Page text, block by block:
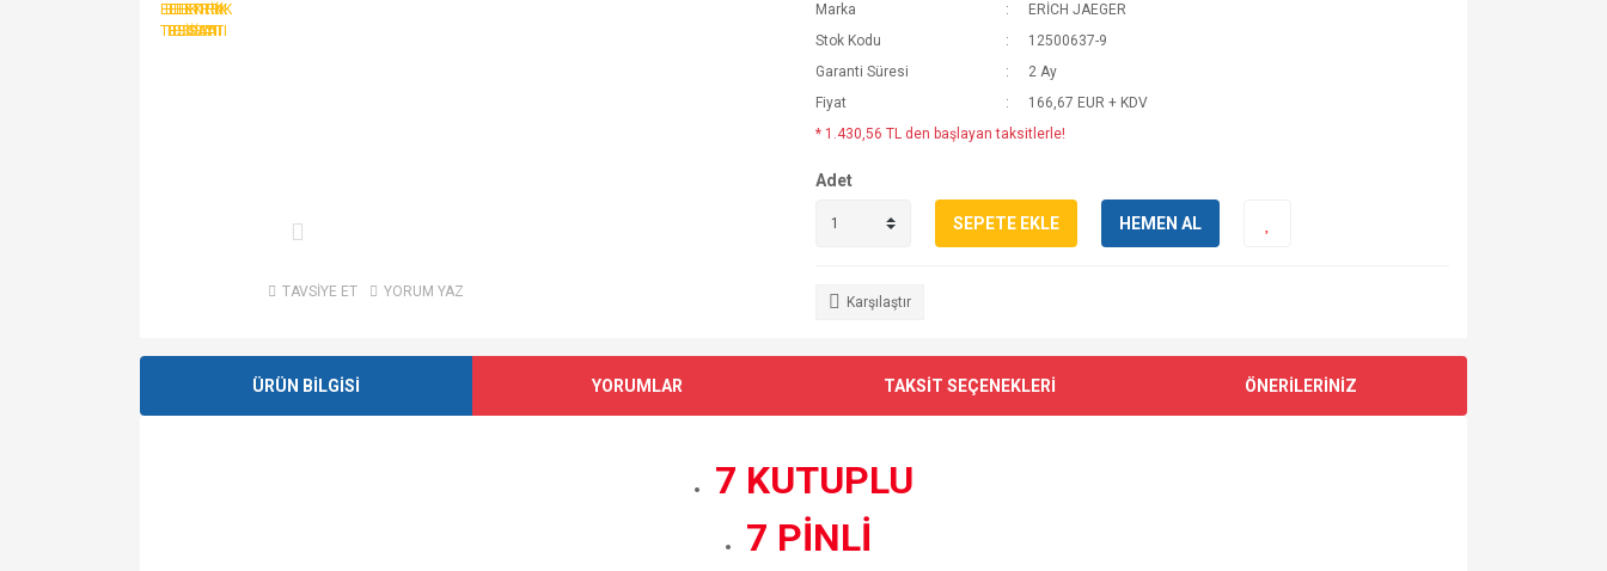
TAVSİYE ET YORUM YAZ
Marka
ERİCH JAEGER
Stok Kodu
12500637-9
Garanti Süresi
2 Ay
Fiyat
166,67 EUR + KDV
* 1.430,56 TL den başlayan taksitlerle!
Adet
SEPETE EKLE HEMEN AL
Karşılaştır
ÜRÜN BİLGİSİ YORUMLAR TAKSİT SEÇENEKLERİ ÖNERİLERİNİZ
7 KUTUPLU
7 PİNLİ